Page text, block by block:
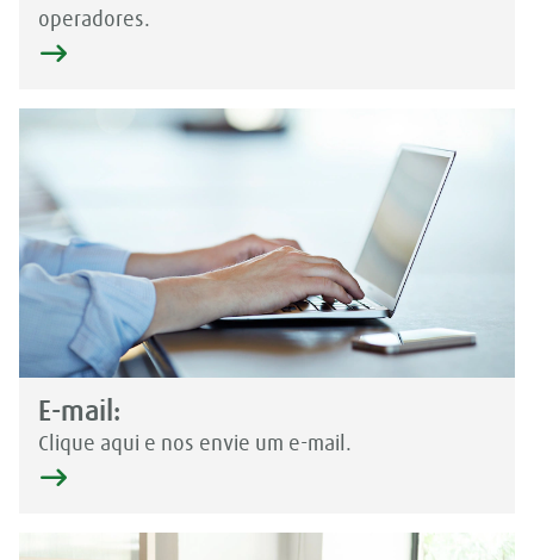
operadores.
E-mail:
Clique aqui e nos envie um e-mail.